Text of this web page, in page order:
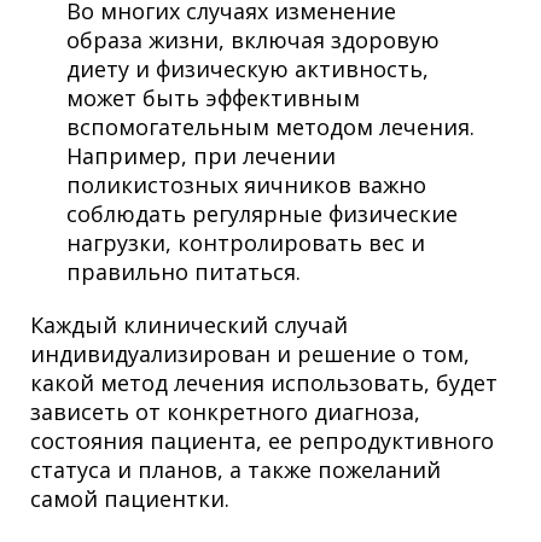
Во многих случаях изменение
образа жизни, включая здоровую
диету и физическую активность,
может быть эффективным
вспомогательным методом лечения.
Например, при лечении
поликистозных яичников важно
соблюдать регулярные физические
нагрузки, контролировать вес и
правильно питаться.
Каждый клинический случай
индивидуализирован и решение о том,
какой метод лечения использовать, будет
зависеть от конкретного диагноза,
состояния пациента, ее репродуктивного
статуса и планов, а также пожеланий
самой пациентки.